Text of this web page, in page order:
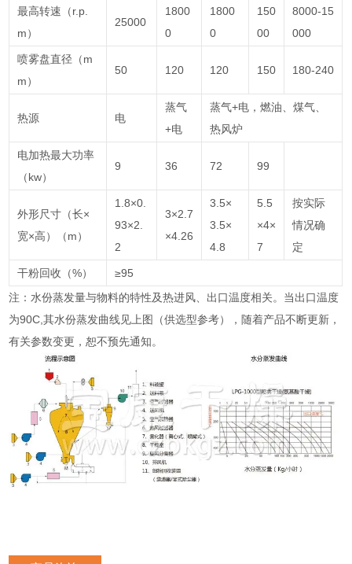
最高转速（r.p.
m）
25000
1800
0
1800
0
150
00
8000-15
000
喷雾盘直径（m
m）
50 120 120 150 180-240
热源 电
蒸气
+电
蒸气+电，燃油、煤气、
热风炉
电加热最大功率
（kw）
9 36 72 99
外形尺寸（长×
宽×高）（m）
1.8×0.
93×2.
2
3×2.7
×4.26
3.5×
3.5×
4.8
5.5
×4×
7
按实际
情况确
定
干粉回收（%）
≥95
注：水份蒸发量与物料的特性及热进风、出口温度相关。当出口温度
为90C,其水份蒸发曲线见上图（供选型参考），随着产品不断更新，
有关参数变更，恕不预先通知。